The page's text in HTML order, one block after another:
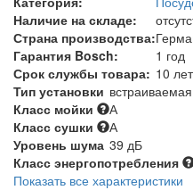
Наличие на складе:
Страна производства:
Гарантия Bosch:
1 год
Срок службы товара: 10 лет
Тип установки встраиваемая
Класс мойки
А
Класс сушки
А
Уровень шума 39 дБ
Класс энергопотребления
Показать все характеристики